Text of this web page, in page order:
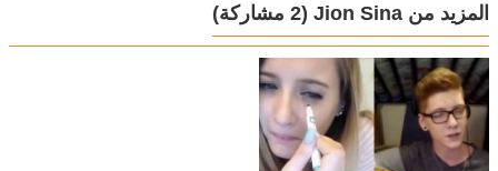
المزيد من Jion Sina (2 مشاركة)